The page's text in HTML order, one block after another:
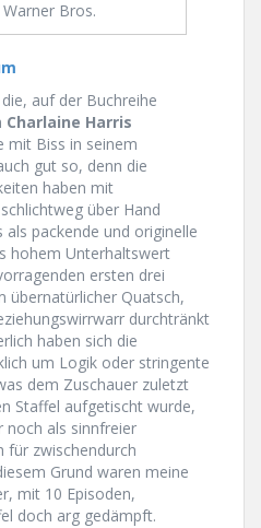
Bros.
auf der Buchreihe
Charlaine Harris
mit Biss in seinem
gut so, denn die
haben mit
über Hand
packende und originelle
hohem Unterhaltswert
ersten drei
übernatürlicher Quatsch,
durchtränkt
haben sich die
um Logik oder stringente
dem Zuschauer zuletzt
Staffel aufgetischt wurde,
noch als sinnfreier
für zwischendurch
Grund waren meine
mit 10 Episoden,
doch arg gedämpft.